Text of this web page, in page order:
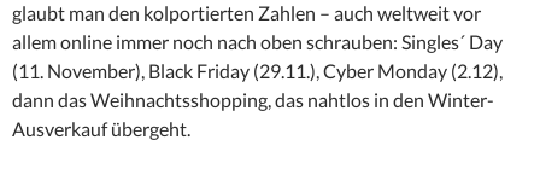
glaubt man den kolportierten Zahlen – auch weltweit vor
allem online immer noch nach oben schrauben: Singles´ Day
(11. November), Black Friday (29.11.), Cyber Monday (2.12),
dann das Weihnachtsshopping, das nahtlos in den Winter-
Ausverkauf übergeht.